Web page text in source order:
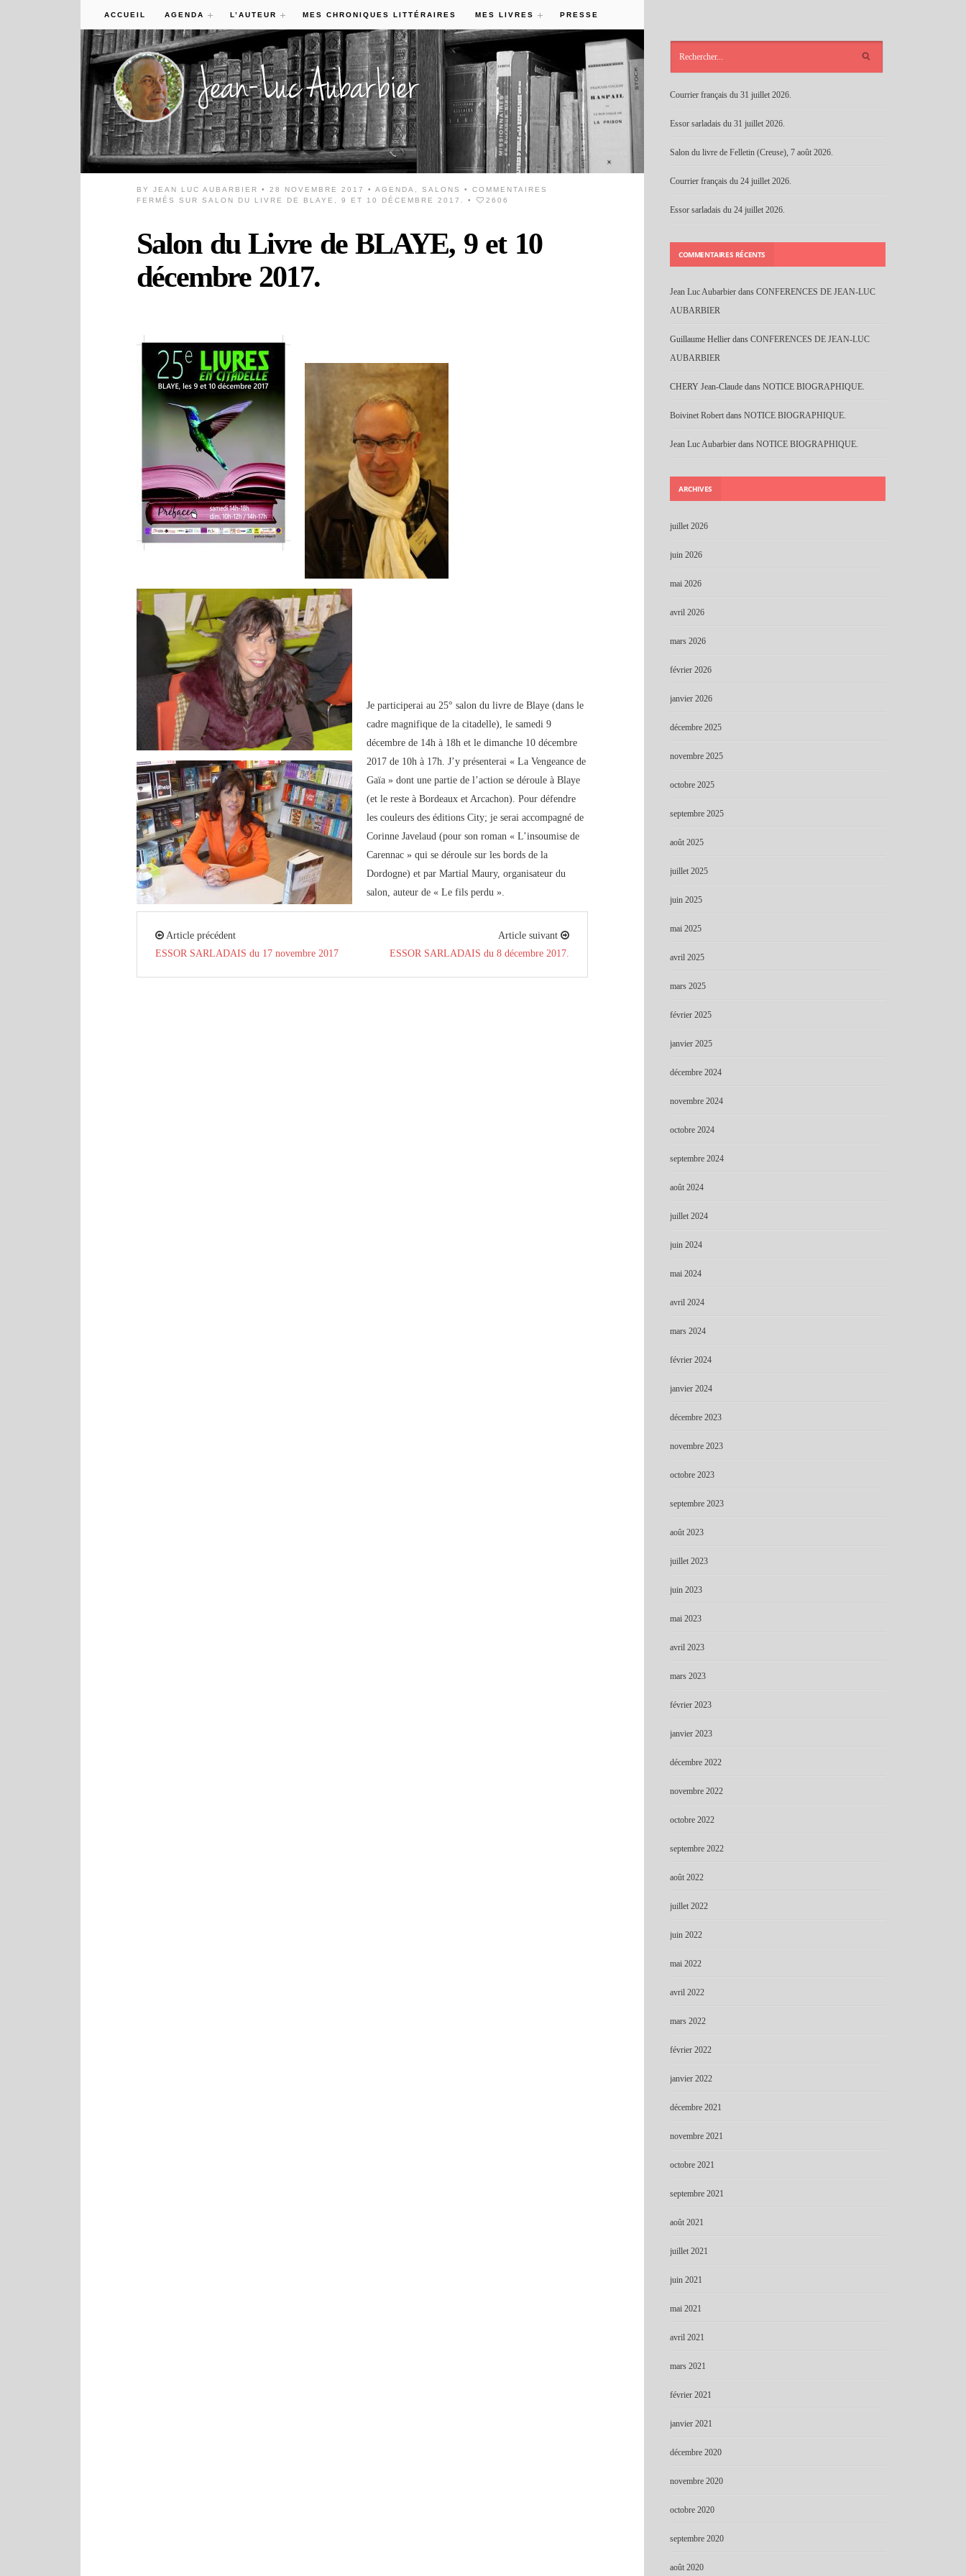
ACCUEIL AGENDA L’AUTEUR MES CHRONIQUES LITTÉRAIRES MES LIVRES PRESSE
BYJEAN LUC AUBARBIER • 28 NOVEMBRE 2017 •AGENDA ,SALONS •COMMENTAIRES
FERMÉS
SUR SALON DU LIVRE DE BLAYE, 9 ET 10 DÉCEMBRE 2017. • 2606
Salon du Livre de BLAYE, 9 et 10
décembre 2017.
Je participerai au 25° salon du livre de Blaye (dans le
cadre magnifique de la citadelle), le samedi 9
décembre de 14h à 18h et le dimanche 10 décembre
2017 de 10h à 17h. J’y présenterai « La Vengeance de
Gaïa » dont une partie de l’action se déroule à Blaye
(et le reste à Bordeaux et Arcachon). Pour défendre
les couleurs des éditions City; je serai accompagné de
Corinne Javelaud (pour son roman « L’insoumise de
Carennac » qui se déroule sur les bords de la
Dordogne) et par Martial Maury, organisateur du
salon, auteur de « Le fils perdu ».
Article précédent
ESSOR SARLADAIS du 17 novembre 2017
Article suivant
ESSOR SARLADAIS du 8 décembre 2017.
Courrier français du 31 juillet 2026.
Essor sarladais du 31 juillet 2026.
Salon du livre de Felletin (Creuse), 7 août 2026.
Courrier français du 24 juillet 2026.
Essor sarladais du 24 juillet 2026.
COMMENTAIRES RÉCENTS
Jean Luc Aubarbier dans CONFERENCES DE JEAN-LUC
AUBARBIER
Guillaume Hellier dans CONFERENCES DE JEAN-LUC
AUBARBIER
CHERY Jean-Claude dans NOTICE BIOGRAPHIQUE.
Boivinet Robert dans NOTICE BIOGRAPHIQUE.
Jean Luc Aubarbier dans NOTICE BIOGRAPHIQUE.
ARCHIVES
juillet 2026
juin 2026
mai 2026
avril 2026
mars 2026
février 2026
janvier 2026
décembre 2025
novembre 2025
octobre 2025
septembre 2025
août 2025
juillet 2025
juin 2025
mai 2025
avril 2025
mars 2025
février 2025
janvier 2025
décembre 2024
novembre 2024
octobre 2024
septembre 2024
août 2024
juillet 2024
juin 2024
mai 2024
avril 2024
mars 2024
février 2024
janvier 2024
décembre 2023
novembre 2023
octobre 2023
septembre 2023
août 2023
juillet 2023
juin 2023
mai 2023
avril 2023
mars 2023
février 2023
janvier 2023
décembre 2022
novembre 2022
octobre 2022
septembre 2022
août 2022
juillet 2022
juin 2022
mai 2022
avril 2022
mars 2022
février 2022
janvier 2022
décembre 2021
novembre 2021
octobre 2021
septembre 2021
août 2021
juillet 2021
juin 2021
mai 2021
avril 2021
mars 2021
février 2021
janvier 2021
décembre 2020
novembre 2020
octobre 2020
septembre 2020
août 2020